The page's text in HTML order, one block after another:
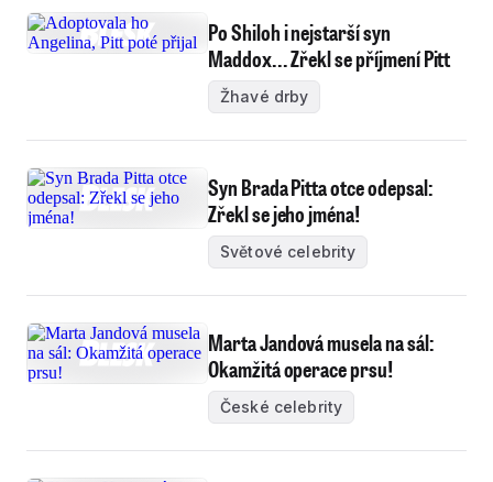
Po Shiloh i nejstarší syn
Maddox... Zřekl se příjmení Pitt
Žhavé drby
Syn Brada Pitta otce odepsal:
Zřekl se jeho jména!
Světové celebrity
Marta Jandová musela na sál:
Okamžitá operace prsu!
České celebrity